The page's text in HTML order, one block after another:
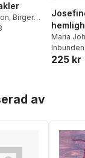
, Birger
Totalt antal röster:
Maria
Inbunden
225 kr
av